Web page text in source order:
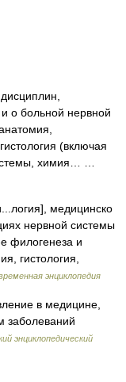
о больной нервной
(включая
химия… …
медицинско
нервной системы
филогенеза и
гистология,
энциклопедия
в медицине,
заболеваний
энциклопедический